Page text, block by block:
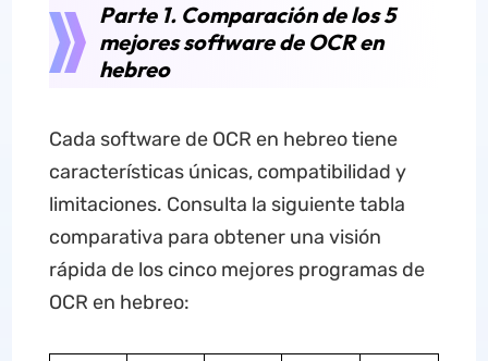
Parte 1. Comparación de los 5
mejores software de OCR en
hebreo
Cada software de OCR en hebreo tiene
características únicas, compatibilidad y
limitaciones. Consulta la siguiente tabla
comparativa para obtener una visión
rápida de los cinco mejores programas de
OCR en hebreo: